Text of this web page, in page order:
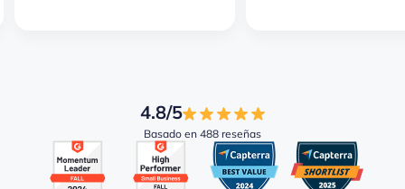
4.8/5
Basado en 488 reseñas